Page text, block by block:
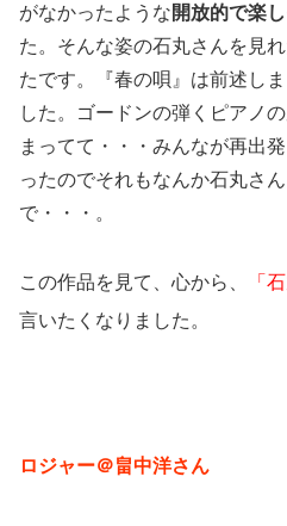
がなかったような開放的で楽
た。そんな姿の石丸さんを見
たです。『春の唄』は前述し
した。ゴードンの弾くピアノ
まってて・・・みんなが再出
ったのでそれもなんか石丸さ
で・・・。
この作品を見て、心から、 「
言いたくなりました。
ロジャー＠畠中洋さん